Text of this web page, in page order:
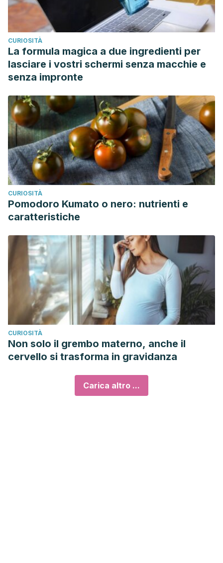
CURIOSITÀ
La formula magica a due ingredienti per
lasciare i vostri schermi senza macchie e
senza impronte
CURIOSITÀ
Pomodoro Kumato o nero: nutrienti e
caratteristiche
CURIOSITÀ
Non solo il grembo materno, anche il
cervello si trasforma in gravidanza
Carica altro ...